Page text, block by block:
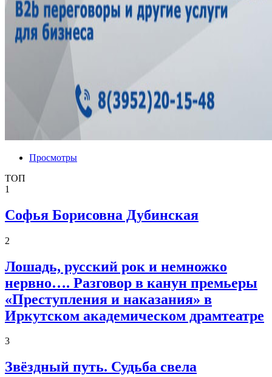
Просмотры
ТОП
1
Софья Борисовна Дубинская
2
Лошадь, русский рок и немножко
нервно…. Разговор в канун премьеры
«Преступления и наказания» в
Иркутском академическом драмтеатре
3
Звёздный путь. Судьба свела